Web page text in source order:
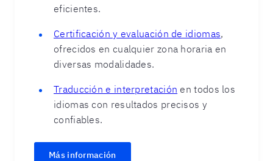
eficientes.
Certificación y evaluación de idiomas,
ofrecidos en cualquier zona horaria en
diversas modalidades.
Traducción e interpretación en todos los
idiomas con resultados precisos y
confiables.
Más información